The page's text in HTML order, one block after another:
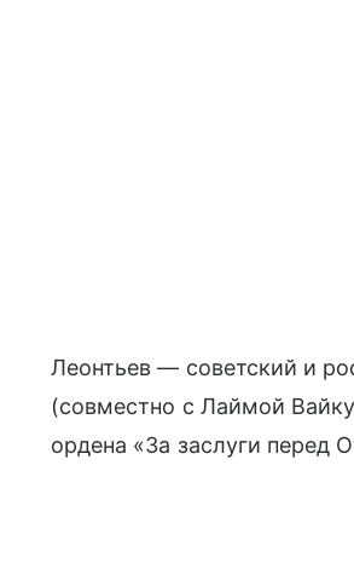
Леонтьев — советский и
(совместно с Лаймой
ордена «За заслуги перед